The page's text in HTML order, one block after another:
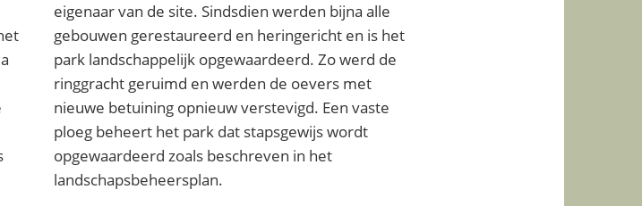
eigenaar van de site. Sindsdien werden bijna alle
gebouwen gerestaureerd en heringericht en is het
park landschappelijk opgewaardeerd. Zo werd de
ringgracht geruimd en werden de oevers met
nieuwe betuining opnieuw verstevigd. Een vaste
ploeg beheert het park dat stapsgewijs wordt
opgewaardeerd zoals beschreven in het
landschapsbeheersplan.